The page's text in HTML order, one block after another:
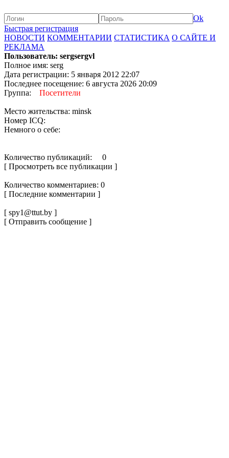
Ok
Быстрая регистрация
НОВОСТИ КОММЕНТАРИИ СТАТИСТИКА О САЙТЕ И
РЕКЛАМА
Пользователь: sergsergvl
Полное имя: serg
Дата регистрации: 5 января 2012 22:07
Последнее посещение: 6 августа 2026 20:09
Группа: Посетители
Место жительства: minsk
Номер ICQ:
Немного о себе:
Количество публикаций: 0
[ Просмотреть все публикации ]
Количество комментариев: 0
[ Последние комментарии ]
[ spy1@ttut.by ]
[ Отправить сообщение ]